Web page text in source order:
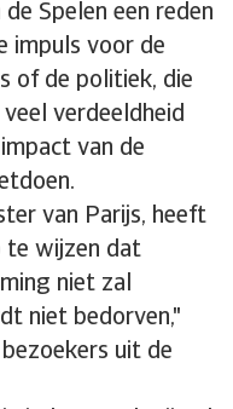
Spelen een reden
impuls voor de
of de politiek, die
verdeeldheid
van de
van Parijs, heeft
te wijzen dat
niet zal
niet bedorven,"
uit de